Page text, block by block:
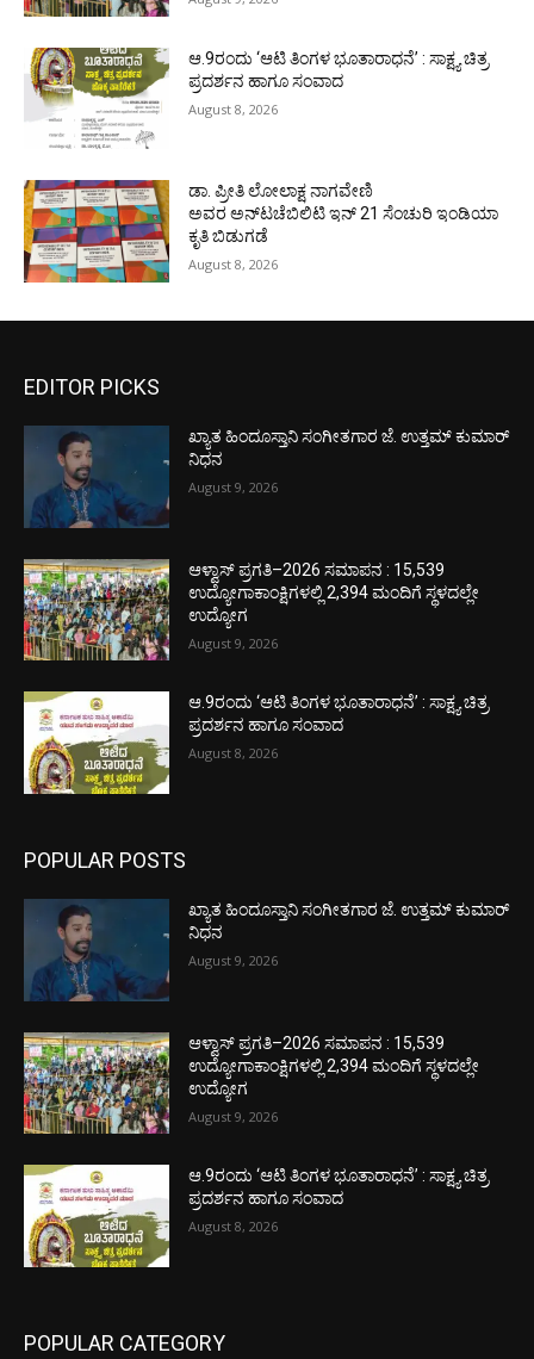
ಆ.9ರಂದು ‘ಆಟಿ ತಿಂಗಳ ಭೂತಾರಾಧನೆ’ : ಸಾಕ್ಷ್ಯ ಚಿತ್ರ
ಪ್ರದರ್ಶನ ಹಾಗೂ ಸಂವಾದ
August 8, 2026
ಡಾ. ಪ್ರೀತಿ ಲೋಲಾಕ್ಷ ನಾಗವೇಣಿ
ಅವರ ಅನ್‌ಟಚೆಬಿಲಿಟಿ ಇನ್ 21 ಸೆಂಚುರಿ ಇಂಡಿಯಾ
ಕೃತಿ ಬಿಡುಗಡೆ
August 8, 2026
EDITOR PICKS
ಖ್ಯಾತ ಹಿಂದೂಸ್ತಾನಿ ಸಂಗೀತಗಾರ ಜೆ. ಉತ್ತಮ್ ಕುಮಾರ್
ನಿಧನ
August 9, 2026
ಆಳ್ವಾಸ್ ಪ್ರಗತಿ–2026 ಸಮಾಪನ : 15,539
ಉದ್ಯೋಗಾಕಾಂಕ್ಷಿಗಳಲ್ಲಿ 2,394 ಮಂದಿಗೆ ಸ್ಥಳದಲ್ಲೇ
ಉದ್ಯೋಗ
August 9, 2026
ಆ.9ರಂದು ‘ಆಟಿ ತಿಂಗಳ ಭೂತಾರಾಧನೆ’ : ಸಾಕ್ಷ್ಯ ಚಿತ್ರ
ಪ್ರದರ್ಶನ ಹಾಗೂ ಸಂವಾದ
August 8, 2026
POPULAR POSTS
ಖ್ಯಾತ ಹಿಂದೂಸ್ತಾನಿ ಸಂಗೀತಗಾರ ಜೆ. ಉತ್ತಮ್ ಕುಮಾರ್
ನಿಧನ
August 9, 2026
ಆಳ್ವಾಸ್ ಪ್ರಗತಿ–2026 ಸಮಾಪನ : 15,539
ಉದ್ಯೋಗಾಕಾಂಕ್ಷಿಗಳಲ್ಲಿ 2,394 ಮಂದಿಗೆ ಸ್ಥಳದಲ್ಲೇ
ಉದ್ಯೋಗ
August 9, 2026
ಆ.9ರಂದು ‘ಆಟಿ ತಿಂಗಳ ಭೂತಾರಾಧನೆ’ : ಸಾಕ್ಷ್ಯ ಚಿತ್ರ
ಪ್ರದರ್ಶನ ಹಾಗೂ ಸಂವಾದ
August 8, 2026
POPULAR CATEGORY